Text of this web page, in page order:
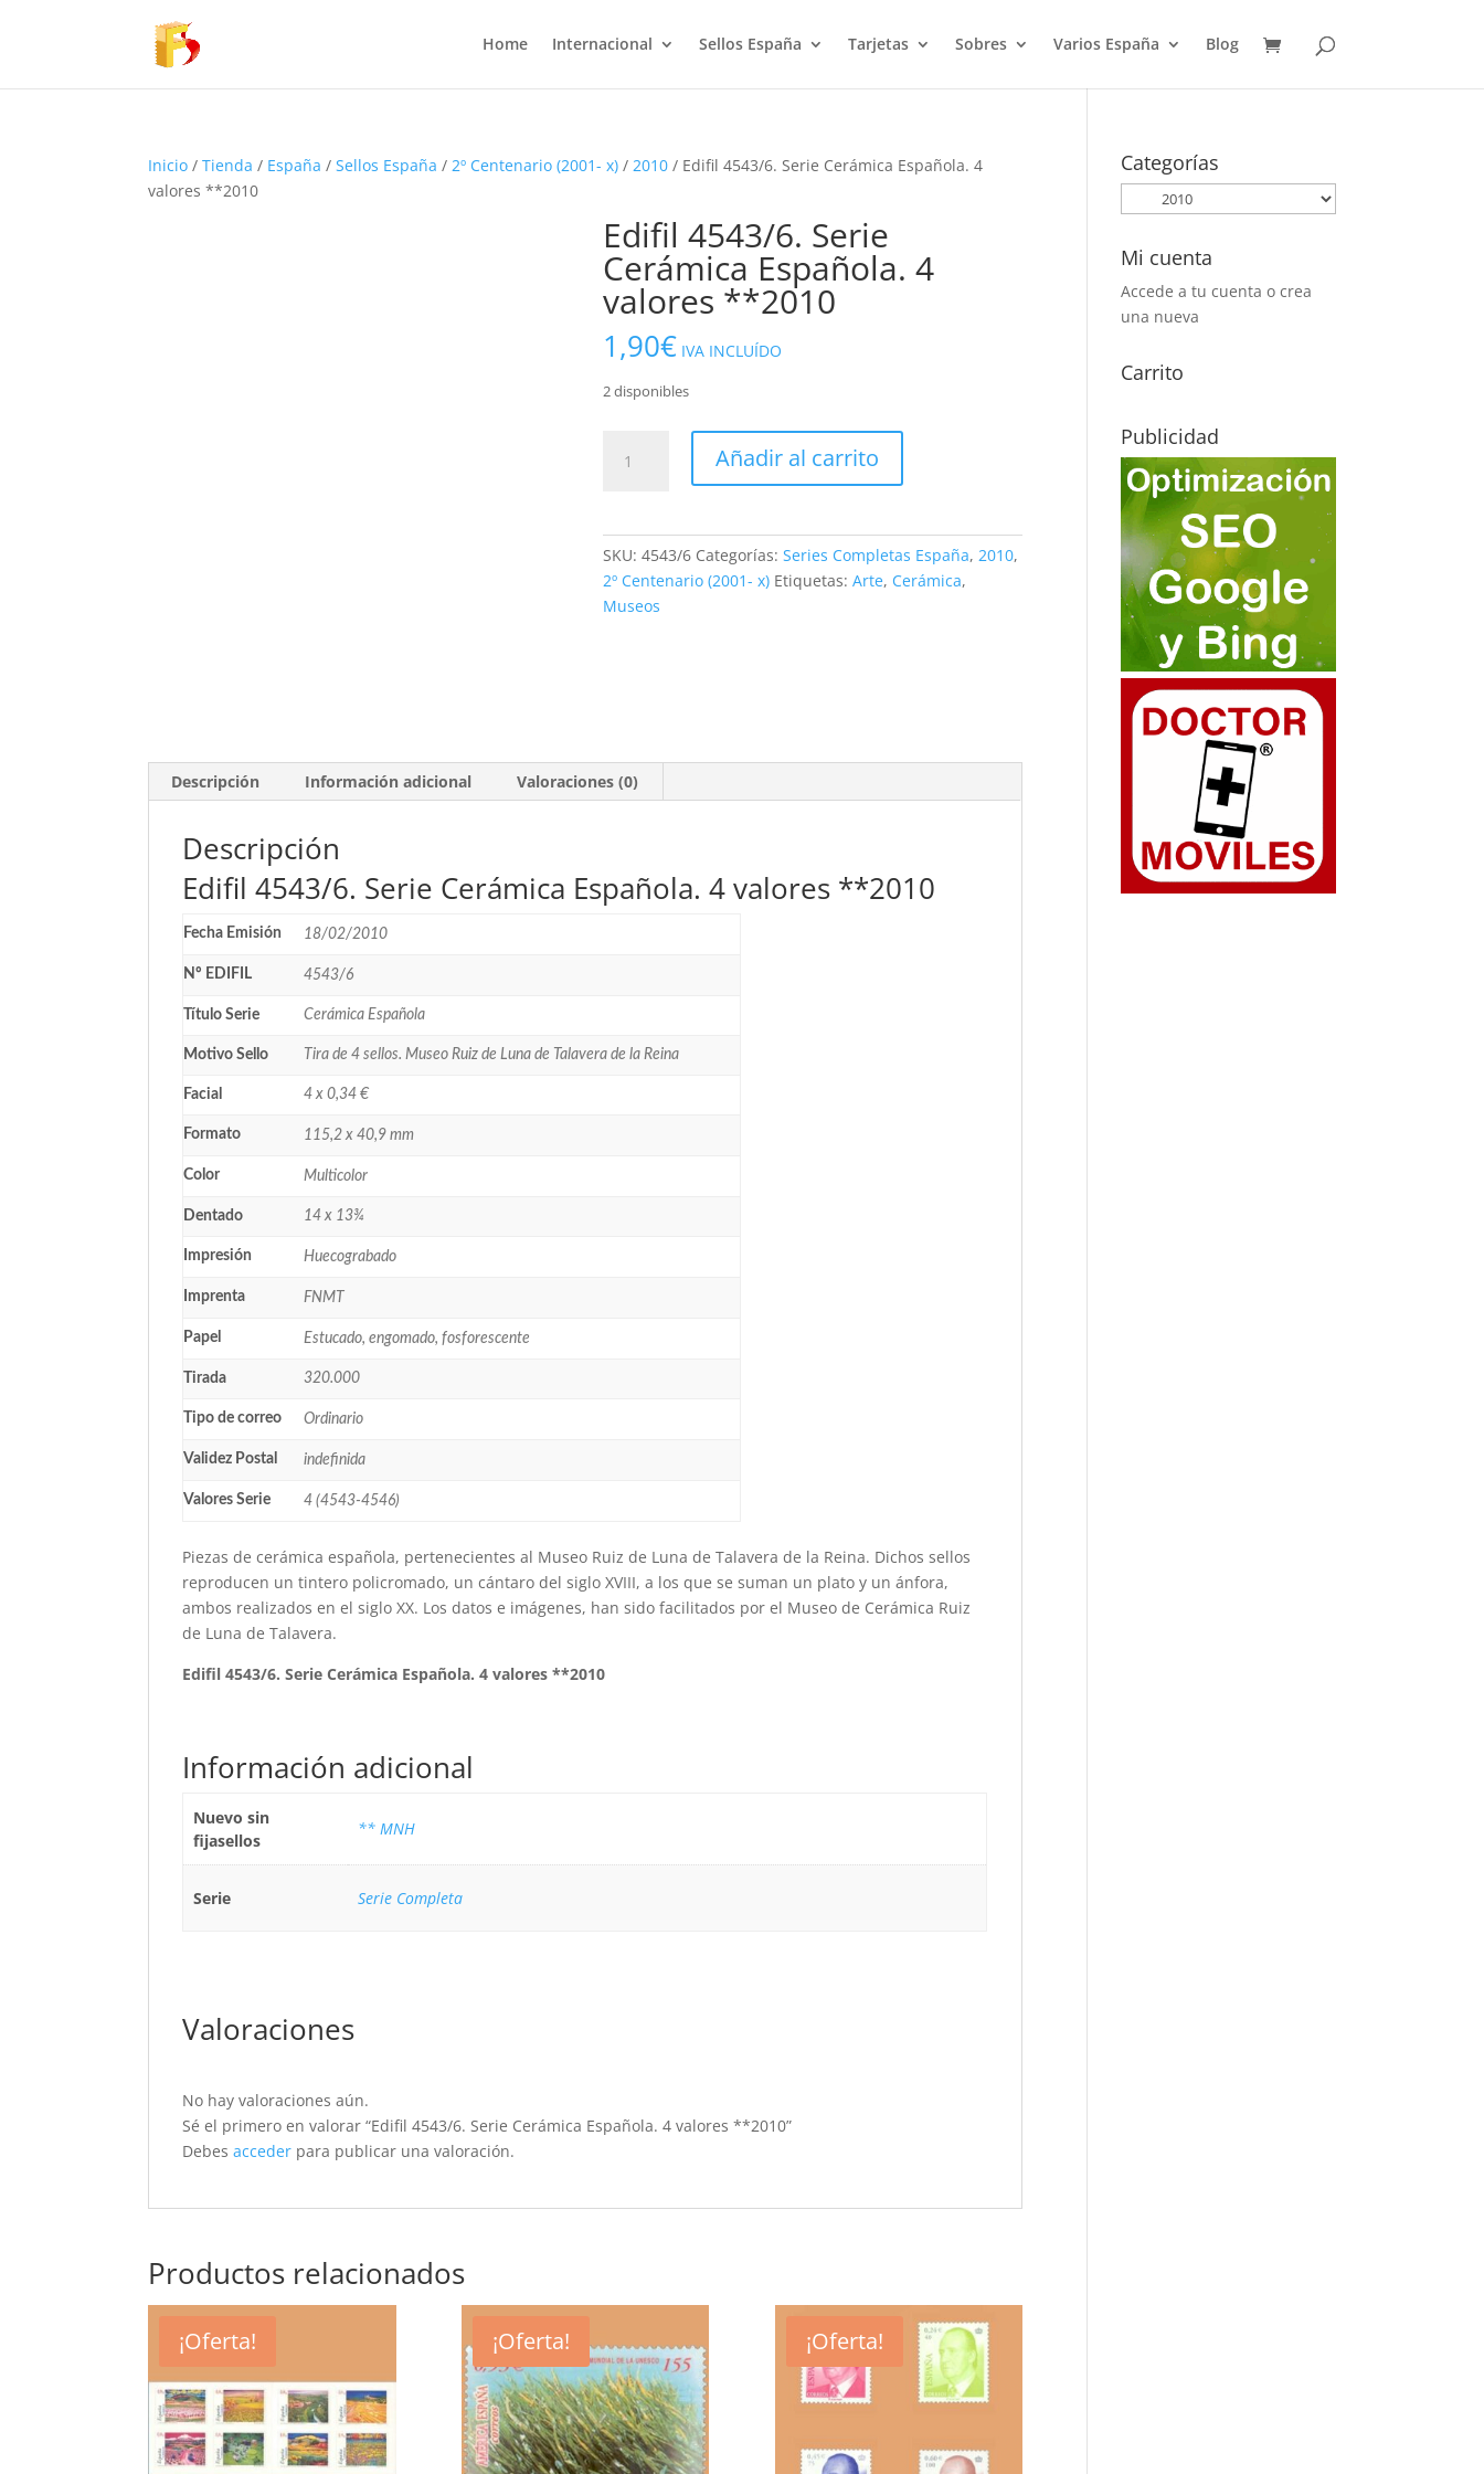
Home Internacional Sellos España Tarjetas Sobres Varios España Blog
Inicio /Tienda / España /Sellos España /2º Centenario (2001- x) /2010 / Edifil 4543/6. Serie Cerámica Española. 4
valores **2010
Edifil 4543/6. Serie
Cerámica Española. 4
valores **2010
1,90€ IVA INCLUÍDO
2 disponibles
4543/6.
Añadir al carrito
SKU:4543/6 Categorías:Series Completas España,2010,
2º Centenario (2001- x) Etiquetas:Arte, Cerámica,
Museos
Descripción Información adicional Valoraciones (0)
Descripción
Edifil 4543/6. Serie Cerámica Española. 4 valores **2010
Fecha Emisión 18/02/2010
Nº EDIFIL 4543/6
Título Serie Cerámica Española
Motivo Sello Tira de 4 sellos. Museo Ruiz de Luna de Talavera de la Reina
Facial 4 x 0,34 €
Formato 115,2 x 40,9 mm
Color Multicolor
Dentado 14 x 13¾
Impresión Huecograbado
Imprenta FNMT
Papel Estucado, engomado, fosforescente
Tirada 320.000
Tipo de correo Ordinario
Validez Postal indefinida
Valores Serie 4 (4543-4546)
Piezas de cerámica española, pertenecientes al Museo Ruiz de Luna de Talavera de la Reina. Dichos sellos
reproducen un tintero policromado, un cántaro del siglo XVIII, a los que se suman un plato y un ánfora,
ambos realizados en el siglo XX. Los datos e imágenes, han sido facilitados por el Museo de Cerámica Ruiz
de Luna de Talavera.
Edifil 4543/6. Serie Cerámica Española. 4 valores **2010
Información adicional
Nuevo sin
fijasellos
** MNH
Serie Serie Completa
Valoraciones
No hay valoraciones aún.
Sé el primero en valorar “Edifil 4543/6. Serie Cerámica Española. 4 valores **2010”
Debesacceder para publicar una valoración.
Productos relacionados
¡Oferta! ¡Oferta! ¡Oferta!
Categorías
Mi cuenta
Accede a tu cuenta o crea
una nueva
Carrito
Publicidad